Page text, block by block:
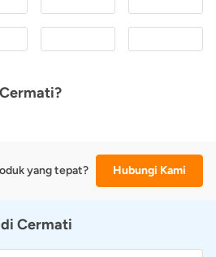
yang tepat? Hubungi Kami
Cermati